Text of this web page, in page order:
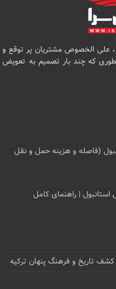
علی الخصوص مشتریان پر توقع و
که چند بار تصمیم به تعویض
(فاصله و هزینه حمل و نقل
کشتی استانبول | راهنمای کامل